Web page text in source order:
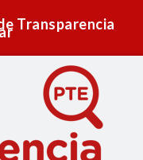
Transparencia